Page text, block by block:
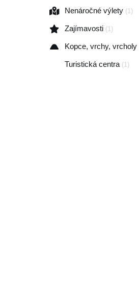
Nenáročné výlety (1)
Zajímavosti (1)
Kopce, vrchy, vrcholy
Turistická centra (1)